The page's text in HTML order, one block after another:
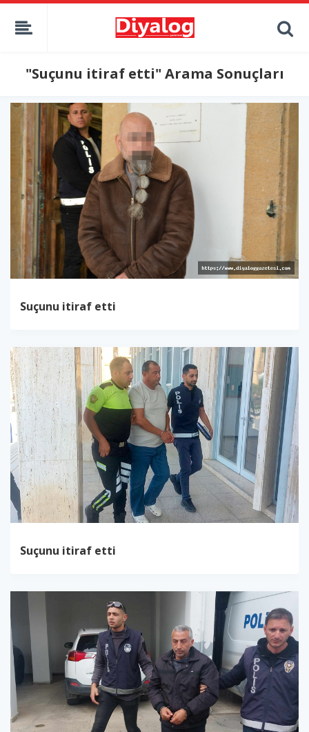
"Suçunu itiraf etti" Arama Sonuçları
Suçunu itiraf etti
Suçunu itiraf etti